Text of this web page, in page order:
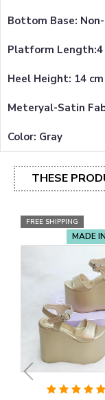
Bottom Base:
Platform Length:4
Heel Height: 14 cm
Meteryal-Satin
Color: Gray
THESE
FREE SHIPPING
MADE